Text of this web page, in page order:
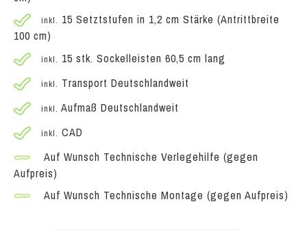
inkl. 15 Setztstufen in 1,2 cm Stärke (Antrittbreite
100 cm)
inkl. 15 stk. Sockelleisten 60,5 cm lang
inkl. Transport Deutschlandweit
inkl. Aufmaß Deutschlandweit
inkl. CAD
Auf Wunsch Technische Verlegehilfe (gegen
Aufpreis)
Auf Wunsch Technische Montage (gegen Aufpreis)